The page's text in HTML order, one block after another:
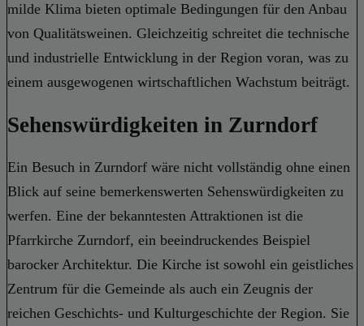
milde Klima bieten optimale Bedingungen für den Anbau
von Qualitätsweinen. Gleichzeitig schreitet die technische
und industrielle Entwicklung in der Region voran, was zu
einem ausgewogenen wirtschaftlichen Wachstum beiträgt.
Sehenswürdigkeiten in Zurndorf
Ein Besuch in Zurndorf wäre nicht vollständig ohne einen
Blick auf seine bemerkenswerten Sehenswürdigkeiten zu
werfen. Eine der bekanntesten Attraktionen ist die
Pfarrkirche Zurndorf, ein beeindruckendes Beispiel
barocker Architektur. Die Kirche ist sowohl ein geistliches
Zentrum für die Gemeinde als auch ein Zeugnis der
reichen Geschichts- und Kulturgeschichte der Region. Sie